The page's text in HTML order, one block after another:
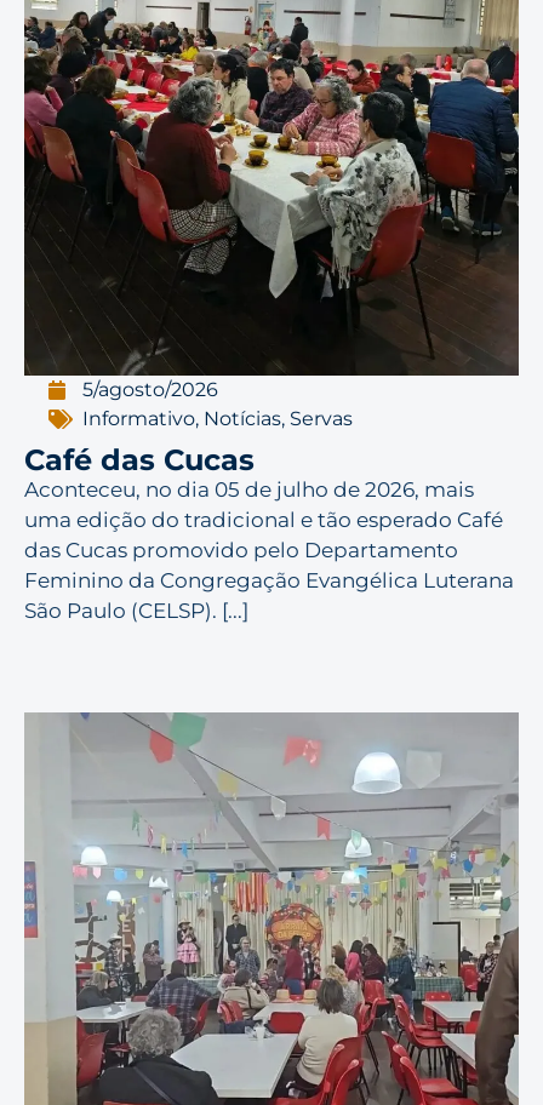
5/agosto/2026
Informativo, Notícias, Servas
Café das Cucas
Aconteceu, no dia 05 de julho de 2026, mais
uma edição do tradicional e tão esperado Café
das Cucas promovido pelo Departamento
Feminino da Congregação Evangélica Luterana
São Paulo (CELSP). [...]